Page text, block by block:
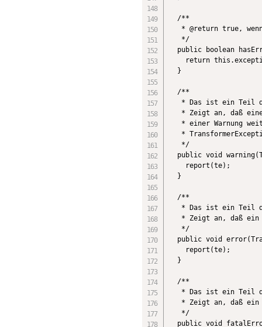
  /**
* @return true,
   */
public boolean
return
  }
  /**
* Das ist ein Teil
* Zeigt an, daß
* einer Warnung
*
   */
public void
    report(te);
  }
  /**
* Das ist ein Teil
* Zeigt an, daß
   */
public void
    report(te);
  }
  /**
* Das ist ein Teil
* Zeigt an, daß
   */
public void